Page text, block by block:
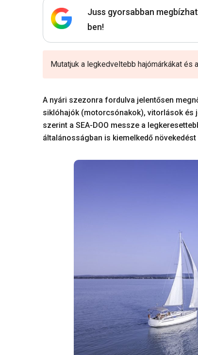
Juss gyorsabban
ben!
Mutatjuk a legkedveltebb hajómárkákat
A nyári szezonra fordulva jelentősen
siklóhajók (motorcsónakok), vitorlások és
szerint a SEA-DOO messze a
általánosságban is kiemelkedő növekedést